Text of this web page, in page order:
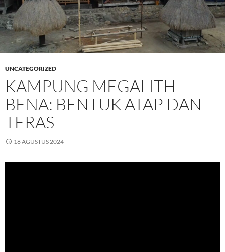
UNCATEGORIZED
KAMPUNG MEGALITH
BENA: BENTUK ATAP DAN
TERAS
18 AGUSTUS 2024